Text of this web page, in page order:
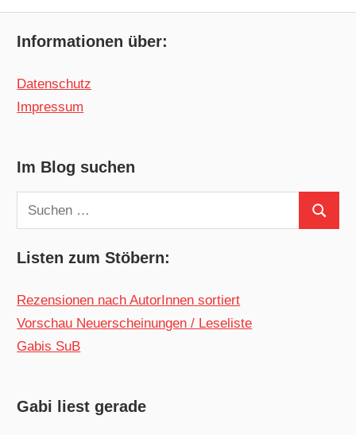
Informationen über:
Datenschutz
Impressum
Im Blog suchen
Suchen
nach:
Suchen
Listen zum Stöbern:
Rezensionen nach AutorInnen sortiert
Vorschau Neuerscheinungen / Leseliste
Gabis SuB
Gabi liest gerade